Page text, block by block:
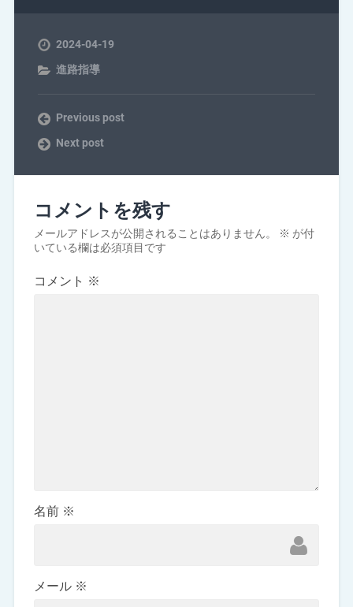
2024-04-19
進路指導
Previous post
Next post
コメントを残す
メールアドレスが公開されることはありません。 ※ が付
いている欄は必須項目です
コメント ※
名前 ※
メール ※